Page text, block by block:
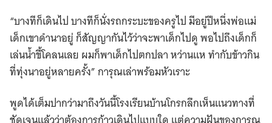
“บางทีก็เดินไป บางทีก็นั่งรถกระบะของครูไป มีอยู่ปีหนึ่งพ่อแม่
เด็กเขาดำนาอยู่ ก็สัญญากันไว้ว่าจะพาเด็กไปดู พอไปถึงเด็กก็
เล่นน้ำขี้โคลนเลย ผมก็พาเด็กไปตกปลา หว่านแห ทำกับข้าวกิน
ที่ทุ่งนาอยู่หลายครั้ง” การุณเล่าพร้อมหัวเราะ
พูดได้เต็มปากว่ามาถึงวันนี้โรงเรียนบ้านโกรกลึกเห็นแนวทางที่